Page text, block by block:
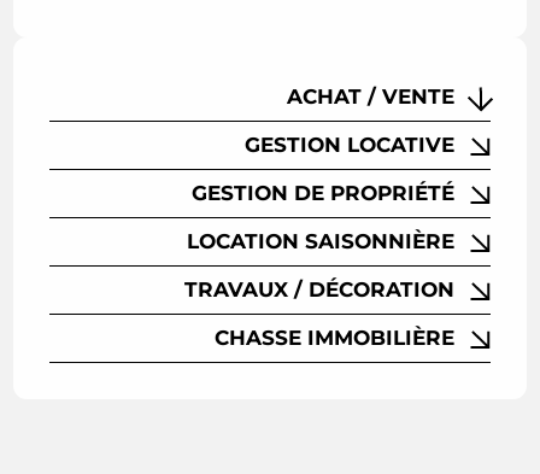
ACHAT / VENTE
GESTION LOCATIVE
GESTION DE PROPRIÉTÉ
LOCATION SAISONNIÈRE
TRAVAUX / DÉCORATION
CHASSE IMMOBILIÈRE